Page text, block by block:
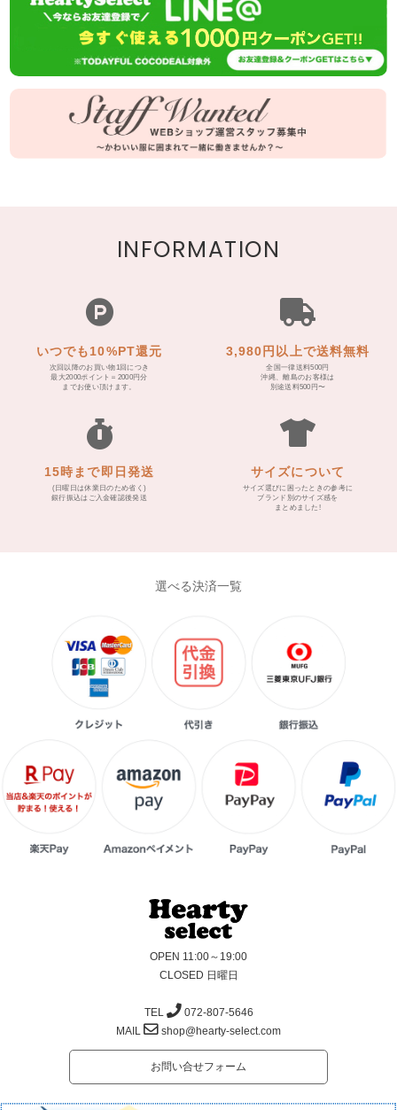
INFORMATION
いつでも10%PT還元
次回以降のお買い物1回につき
最大2000ポイント＝2000円分
までお使い頂けます。
3,980円以上で送料無料
全国一律送料500円
沖縄、離島のお客様は
別途送料500円〜
15時まで即日発送
(日曜日は休業日のため省く)
銀行振込はご入金確認後発送
サイズについて
サイズ選びに困ったときの参考に
ブランド別のサイズ感を
まとめました!
選べる決済一覧
OPEN 11:00～19:00
CLOSED 日曜日
TEL
072-807-5646
MAIL
shop@hearty-select.com
お問い合せフォーム